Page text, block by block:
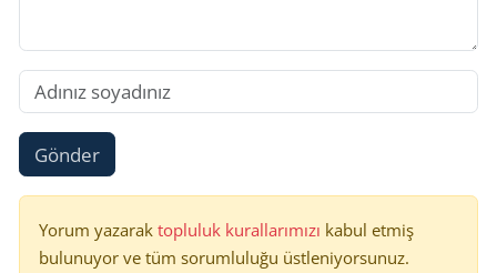
Gönder
Yorum yazarak topluluk kurallarımızı kabul etmiş
bulunuyor ve tüm sorumluluğu üstleniyorsunuz.